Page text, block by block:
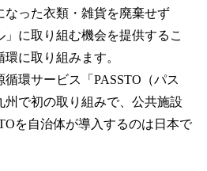
なった衣類・雑貨を廃棄せず
」に取り組む機会を提供するこ
に取り組みます。
環サービス「PASSTO（パス
州で初の取り組みで、公共施設
を自治体が導入するのは日本で